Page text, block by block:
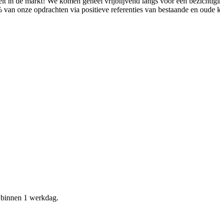
onze opdrachten via positieve referenties van bestaande en
1 werkdag.